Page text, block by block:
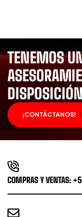
TENEMOS
¡CONTÁCTANOS!
COMPRAS Y VENTAS: